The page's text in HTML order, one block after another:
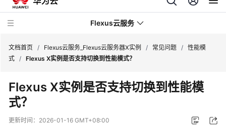
Flexus云服务
最
新
文档首页 / Flexus云服务_Flexus云服务器X实例 / 常见问题 / 性能模
式 / Flexus X实例是否支持切换到性能模式？
Flexus X实例是否支持切换到性能模
式？
更新时间： 2026-01-16 GMT+08:00